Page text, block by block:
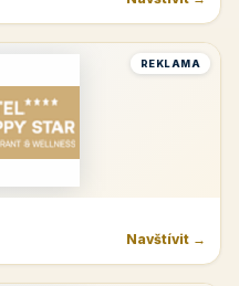
REKLAMA
Navštívit →